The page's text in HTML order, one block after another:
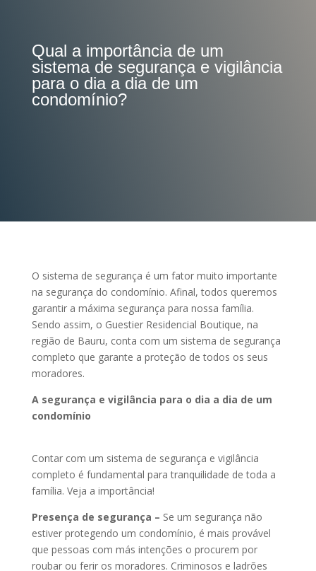
Qual a importância de um
sistema de segurança e vigilância
para o dia a dia de um
condomínio?
O sistema de segurança é um fator muito importante
na segurança do condomínio. Afinal, todos queremos
garantir a máxima segurança para nossa família.
Sendo assim, o Guestier Residencial Boutique, na
região de Bauru, conta com um sistema de segurança
completo que garante a proteção de todos os seus
moradores.
A segurança e vigilância para o dia a dia de um
condomínio
Contar com um sistema de segurança e vigilância
completo é fundamental para tranquilidade de toda a
família. Veja a importância!
Presença de segurança – Se um segurança não
estiver protegendo um condomínio, é mais provável
que pessoas com más intenções o procurem por
roubar ou ferir os moradores. Criminosos e ladrões